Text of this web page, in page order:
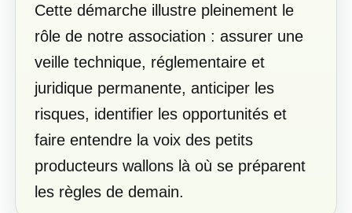
Cette démarche illustre pleinement le
rôle de notre association : assurer une
veille technique, réglementaire et
juridique permanente, anticiper les
risques, identifier les opportunités et
faire entendre la voix des petits
producteurs wallons là où se préparent
les règles de demain.